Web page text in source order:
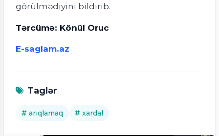
görülmədiyini bildirib.
Tərcümə: Könül Oruc
E-saglam.az
Taglər
arıqlamaq xardal